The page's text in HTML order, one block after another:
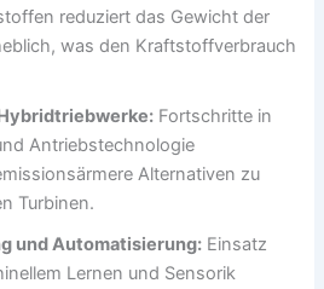
reduziert das Gewicht der
was den Kraftstoffverbrauch
Fortschritte in
Antriebstechnologie
Alternativen zu
Turbinen.
und Automatisierung: Einsatz
Lernen und Sensorik